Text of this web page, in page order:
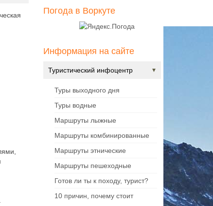
Погода в Воркуте
Информация на сайте
Туристический инфоцентр
Туры выходного дня
Туры водные
Маршруты лыжные
Маршруты комбинированные
Маршруты этнические
Маршруты пешеходные
Готов ли ты к походу, турист?
10 причин, почему стоит